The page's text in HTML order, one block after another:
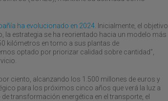
ha evolucionado en 2024 . Inicialmente, el objetivo
la estrategia se ha reorientado hacia un modelo más
kilómetros en torno a sus plantas de
optado por priorizar calidad sobre cantidad”,
ciento, alcanzando los 1.500 millones de euros y
para los próximos cinco años que verá la luz a
transformación energética en el transporte, el